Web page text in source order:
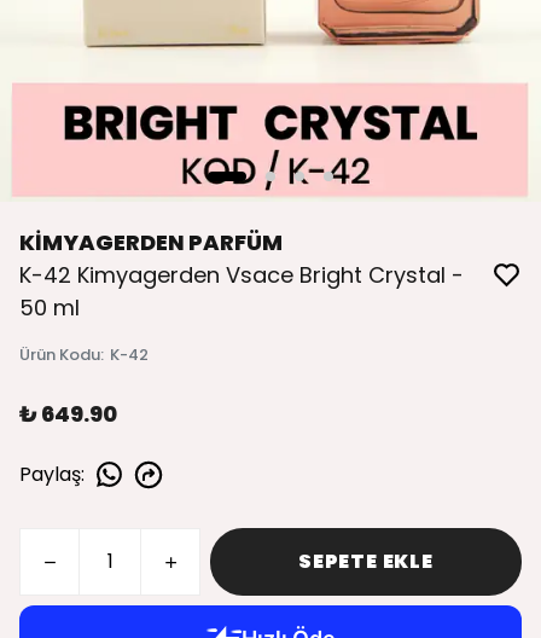
KİMYAGERDEN PARFÜM
K-42 Kimyagerden Vsace Bright Crystal -
50 ml
Ürün Kodu: K-42
₺ 649.90
Paylaş:
SEPETE EKLE